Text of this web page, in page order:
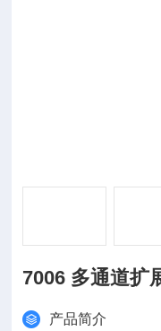
7006 多通
产品简介